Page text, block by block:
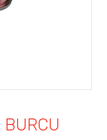
BURCU